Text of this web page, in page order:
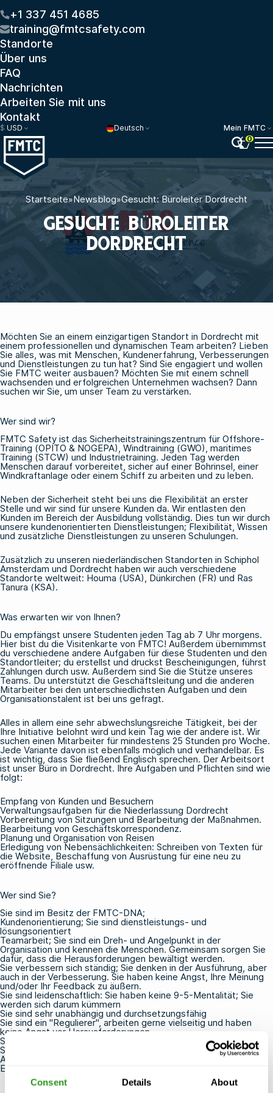
Consent Details About
+1 337 451 4685
training@fmtcsafety.com
Standorte
Über uns
FAQ
Nachrichten
Arbeiten Sie mit uns
Kontakt
$ USD Deutsch
Mein FMTC
0
Startseite»Newsblog»Gesucht: Büroleiter Dordrecht
GESUCHT: BÜROLEITER
DORDRECHT
Möchten Sie an einem einzigartigen Standort in Dordrecht mit
einem professionellen und dynamischen Team arbeiten? Lieben
Sie alles, was mit Menschen, Kundenerfahrung, Verbesserungen
und Dienstleistungen zu tun hat? Sind Sie engagiert und wollen
Sie FMTC weiter ausbauen? Möchten Sie mit einem schnell
wachsenden und erfolgreichen Unternehmen wachsen? Dann
suchen wir Sie, um unser Team zu verstärken.
Wer sind wir?
FMTC Safety ist das Sicherheitstrainingszentrum für Offshore-
Training (OPITO & NOGEPA), Windtraining (GWO), maritimes
Training (STCW) und Industrietraining. Jeden Tag werden
Menschen darauf vorbereitet, sicher auf einer Bohrinsel, einer
Windkraftanlage oder einem Schiff zu arbeiten und zu leben.
Neben der Sicherheit steht bei uns die Flexibilität an erster
Stelle und wir sind für unsere Kunden da. Wir entlasten den
Kunden im Bereich der Ausbildung vollständig. Dies tun wir durch
unsere kundenorientierten Dienstleistungen; Flexibilität, Wissen
und zusätzliche Dienstleistungen zu unseren Schulungen.
Zusätzlich zu unseren niederländischen Standorten in Schiphol
Amsterdam und Dordrecht haben wir auch verschiedene
Standorte weltweit: Houma (USA), Dünkirchen (FR) und Ras
Tanura (KSA).
Was erwarten wir von Ihnen?
Du empfängst unsere Studenten jeden Tag ab 7 Uhr morgens.
Hier bist du die Visitenkarte von FMTC! Außerdem übernimmst
du verschiedene andere Aufgaben für diese Studenten und den
Standortleiter; du erstellst und druckst Bescheinigungen, führst
Zahlungen durch usw. Außerdem sind Sie die Stütze unseres
Teams. Du unterstützt die Geschäftsleitung und die anderen
Mitarbeiter bei den unterschiedlichsten Aufgaben und dein
Organisationstalent ist bei uns gefragt.
Alles in allem eine sehr abwechslungsreiche Tätigkeit, bei der
Ihre Initiative belohnt wird und kein Tag wie der andere ist. Wir
suchen einen Mitarbeiter für mindestens 25 Stunden pro Woche.
Jede Variante davon ist ebenfalls möglich und verhandelbar. Es
ist wichtig, dass Sie fließend Englisch sprechen. Der Arbeitsort
ist unser Büro in Dordrecht. Ihre Aufgaben und Pflichten sind wie
folgt:
Empfang von Kunden und Besuchern
Verwaltungsaufgaben für die Niederlassung Dordrecht
Vorbereitung von Sitzungen und Bearbeitung der Maßnahmen.
Bearbeitung von Geschäftskorrespondenz.
Planung und Organisation von Reisen
Erledigung von Nebensächlichkeiten: Schreiben von Texten für
die Website, Beschaffung von Ausrüstung für eine neu zu
eröffnende Filiale usw.
Wer sind Sie?
Sie sind im Besitz der FMTC-DNA;
Kundenorientierung; Sie sind dienstleistungs- und
lösungsorientiert
Teamarbeit; Sie sind ein Dreh- und Angelpunkt in der
Organisation und kennen die Menschen. Gemeinsam sorgen Sie
dafür, dass die Herausforderungen bewältigt werden.
Sie verbessern sich ständig; Sie denken in der Ausführung, aber
auch in der Verbesserung. Sie haben keine Angst, Ihre Meinung
und/oder Ihr Feedback zu äußern.
Sie sind leidenschaftlich: Sie haben keine 9-5-Mentalität; Sie
werden sich darum kümmern
Sie sind sehr unabhängig und durchsetzungsfähig
Sie sind ein "Regulierer", arbeiten gerne vielseitig und haben
keine Angst vor Herausforderungen
Sie haben umfangreiche Erfahrungen als Chefsekretärin
Sie sprechen mindestens 1 Fremdsprache.
Affinität und Erfahrung mit unseren Geschäfts- und/oder
Endkunden sind von Vorteil